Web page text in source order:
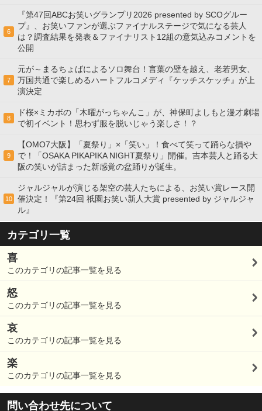
6
『第47回ABCお笑いグランプリ2026 presented by SCOグルー
プ』、お笑いファンが選ぶファイナルステージで気になる芸人
は？調査結果を発表＆ファイナリスト12組の意気込みコメントを
公開
7
元が～まるちょばによるソロ舞台！言葉の壁を越え、老若男女、
万国共通で楽しめるハートフルコメディ『ケッチスケッチ』が上
演決定
8
ド桜×ミカボの「木曜がっちゃんこ」が、神保町よしもと漫才劇場
で初イベント！思わず服を脱いじゃう楽しさ！？
9
【OMO7大阪】「夏祭り」×「笑い」！食べて笑って踊らな損や
で！「OSAKA PIKAPIKA NIGHT夏祭り」開催。吉本芸人と踊る大
阪の笑いが詰まった新感覚の盆踊りが誕生。
10
ジャルジャルが演じる架空の芸人たちによる、お笑い賞レース開
催決定！『第24回 祇園お笑い新人大賞 presented by ジャルジャ
ル』
カテゴリ一覧
喜
このカテゴリの記事一覧を見る
怒
このカテゴリの記事一覧を見る
哀
このカテゴリの記事一覧を見る
楽
このカテゴリの記事一覧を見る
問い合わせ先について